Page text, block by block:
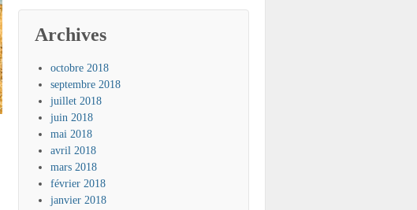
Archives
octobre 2018
septembre 2018
juillet 2018
juin 2018
mai 2018
avril 2018
mars 2018
février 2018
janvier 2018